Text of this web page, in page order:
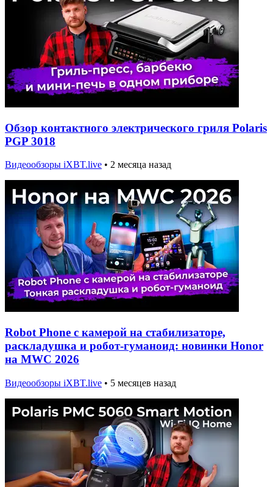
Обзор контактного электрического гриля Polaris
PGP 3018
Видеообзоры iXBT.live • 2 месяца назад
Robot Phone с камерой на стабилизаторе,
раскладушка и робот-гуманоид: новинки Honor
на MWC 2026
Видеообзоры iXBT.live • 5 месяцев назад